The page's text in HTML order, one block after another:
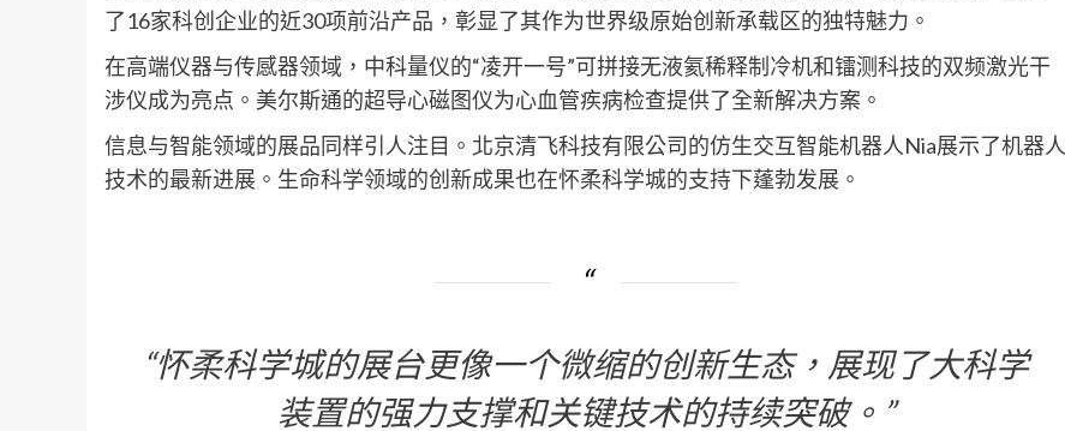
了16家科创企业的近30项前沿产品，彰显了其作为世界级原始创新承载区的独特魅力。
在高端仪器与传感器领域，中科量仪的“凌开一号”可拼接无液氦稀释制冷机和镭测科技的双频激光干
涉仪成为亮点。美尔斯通的超导心磁图仪为心血管疾病检查提供了全新解决方案。
信息与智能领域的展品同样引人注目。北京清飞科技有限公司的仿生交互智能机器人Nia展示了机器人
技术的最新进展。生命科学领域的创新成果也在怀柔科学城的支持下蓬勃发展。
“怀柔科学城的展台更像一个微缩的创新生态，展现了大科学
装置的强力支撑和关键技术的持续突破。”